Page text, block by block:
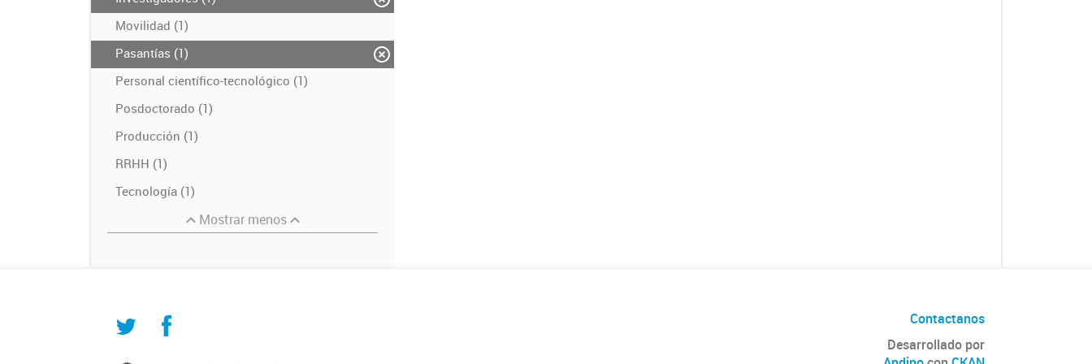
Movilidad (1)
Pasantías (1)
Personal científico-tecnológico (1)
Posdoctorado (1)
Producción (1)
RRHH (1)
Tecnología (1)
Mostrar menos
Contactanos
Desarrollado por